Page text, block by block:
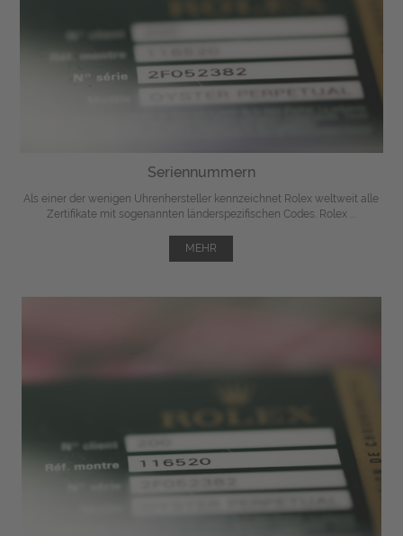
Seriennummern
Als einer der wenigen Uhrenhersteller kennzeichnet Rolex weltweit alle
Zertifikate mit sogenannten länderspezifischen Codes. Rolex ...
MEHR